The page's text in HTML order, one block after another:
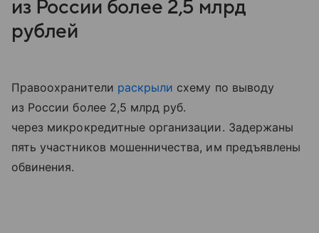
из России более 2,5 млрд
рублей
Правоохранители раскрыли схему по выводу
из России более 2,5 млрд руб.
через микрокредитные организации. Задержаны
пять участников мошенничества, им предъявлены
обвинения.